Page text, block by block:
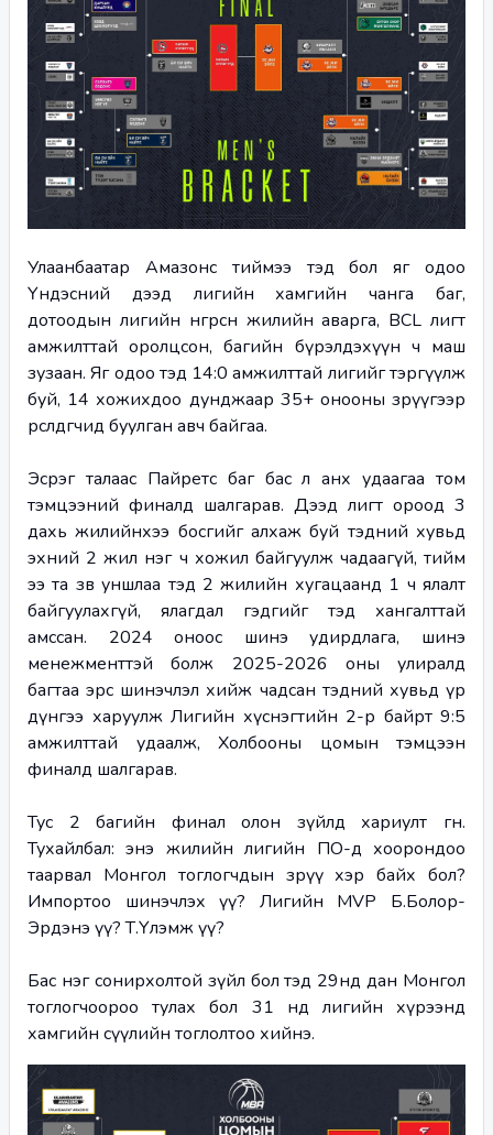
Улаанбаатар Амазонс тиймээ тэд бол яг одоо
Үндэсний дээд лигийн хамгийн чанга баг,
дотоодын лигийн өнгөрсөн жилийн аварга, BCL лигт
амжилттай оролцсон, багийн бүрэлдэхүүн ч маш
зузаан. Яг одоо тэд 14:0 амжилттай лигийг тэргүүлж
буй, 14 хожихдоо дунджаар 35+ онооны зөрүүгээр
өрсөлдөгчидөө буулган авч байгаа.
Эсрэг талаас Пайретс баг бас л анх удаагаа том
тэмцээний финалд шалгарав. Дээд лигт ороод 3
дахь жилийнхээ босгийг алхаж буй тэдний хувьд
эхний 2 жил нэг ч хожил байгуулж чадаагүй, тийм
ээ та зөв уншлаа тэд 2 жилийн хугацаанд 1 ч ялалт
байгуулахгүй, ялагдал гэдгийг тэд хангалттай
амссан. 2024 оноос шинэ удирдлага, шинэ
менежменттэй болж 2025-2026 оны улиралд
багтаа эрс шинэчлэл хийж чадсан тэдний хувьд үр
дүнгээ харуулж Лигийн хүснэгтийн 2-р байрт 9:5
амжилттай удаалж, Холбооны цомын тэмцээн
финалд шалгарав.
Тус 2 багийн финал олон зүйлд хариулт өгнө.
Тухайлбал: энэ жилийн лигийн ПО-д хоорондоо
таарвал Монгол тоглогчдын зөрүү хэр байх бол?
Импортоо шинэчлэх үү? Лигийн MVP Б.Болор-
Эрдэнэ үү? Т.Үлэмж үү?
Бас нэг сонирхолтой зүйл бол тэд 29нд дан Монгол
тоглогчоороо тулах бол 31 нд лигийн хүрээнд
хамгийн сүүлийн тоглолтоо хийнэ.